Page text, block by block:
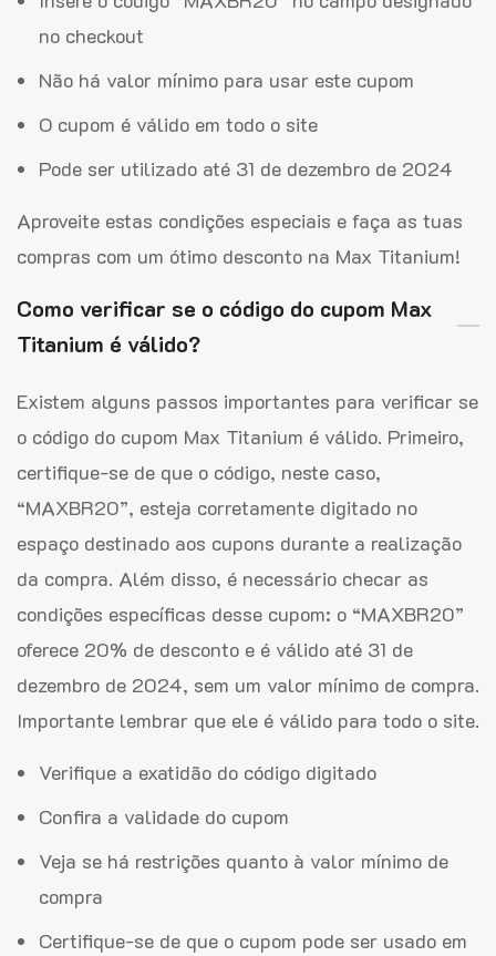
no checkout
Não há valor mínimo para usar este cupom
O cupom é válido em todo o site
Pode ser utilizado até 31 de dezembro de 2024
Aproveite estas condições especiais e faça as tuas
compras com um ótimo desconto na Max Titanium!
Como verificar se o código do cupom Max
Titanium é válido?
Existem alguns passos importantes para verificar se
o código do cupom Max Titanium é válido. Primeiro,
certifique-se de que o código, neste caso,
“MAXBR20”, esteja corretamente digitado no
espaço destinado aos cupons durante a realização
da compra. Além disso, é necessário checar as
condições específicas desse cupom: o “MAXBR20”
oferece 20% de desconto e é válido até 31 de
dezembro de 2024, sem um valor mínimo de compra.
Importante lembrar que ele é válido para todo o site.
Verifique a exatidão do código digitado
Confira a validade do cupom
Veja se há restrições quanto à valor mínimo de
compra
Certifique-se de que o cupom pode ser usado em